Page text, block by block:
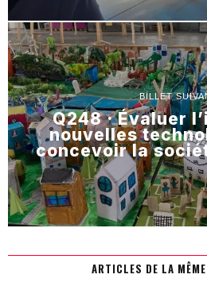
BILLET
Q248 · Évaluer
nouvelles
concevoir la
ARTICLES DE LA